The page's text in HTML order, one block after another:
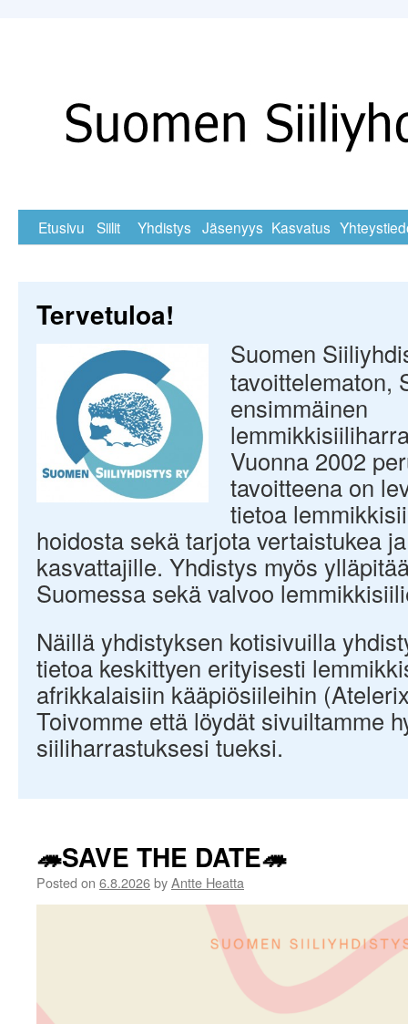
Skip
Etusivu Siilit Yhdistys Jäsenyys Kasvatus
Tervetuloa!
Suomen
tavoittelematon,
ensimmäinen
Vuonna 2002
tavoitteena on
tietoa
hoidosta sekä tarjota vertaistukea
kasvattajille. Yhdistys myös
Suomessa sekä valvoo
Näillä yhdistyksen kotisivuilla
tietoa keskittyen erityisesti
afrikkalaisiin kääpiösiileihin
Toivomme että löydät sivuiltamme
siiliharrastuksesi tueksi.
🦔SAVE THE DATE🦔
Posted on 6.8.2026byAntte Heatta